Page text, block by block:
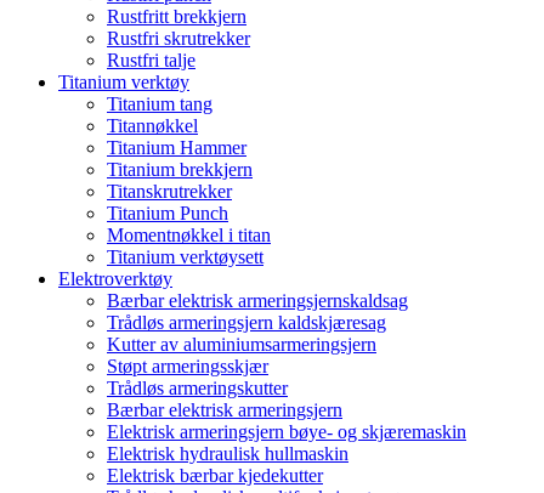
Rustfritt brekkjern
Rustfri skrutrekker
Rustfri talje
Titanium verktøy
Titanium tang
Titannøkkel
Titanium Hammer
Titanium brekkjern
Titanskrutrekker
Titanium Punch
Momentnøkkel i titan
Titanium verktøysett
Elektroverktøy
Bærbar elektrisk armeringsjernskaldsag
Trådløs armeringsjern kaldskjæresag
Kutter av aluminiumsarmeringsjern
Støpt armeringsskjær
Trådløs armeringskutter
Bærbar elektrisk armeringsjern
Elektrisk armeringsjern bøye- og skjæremaskin
Elektrisk hydraulisk hullmaskin
Elektrisk bærbar kjedekutter